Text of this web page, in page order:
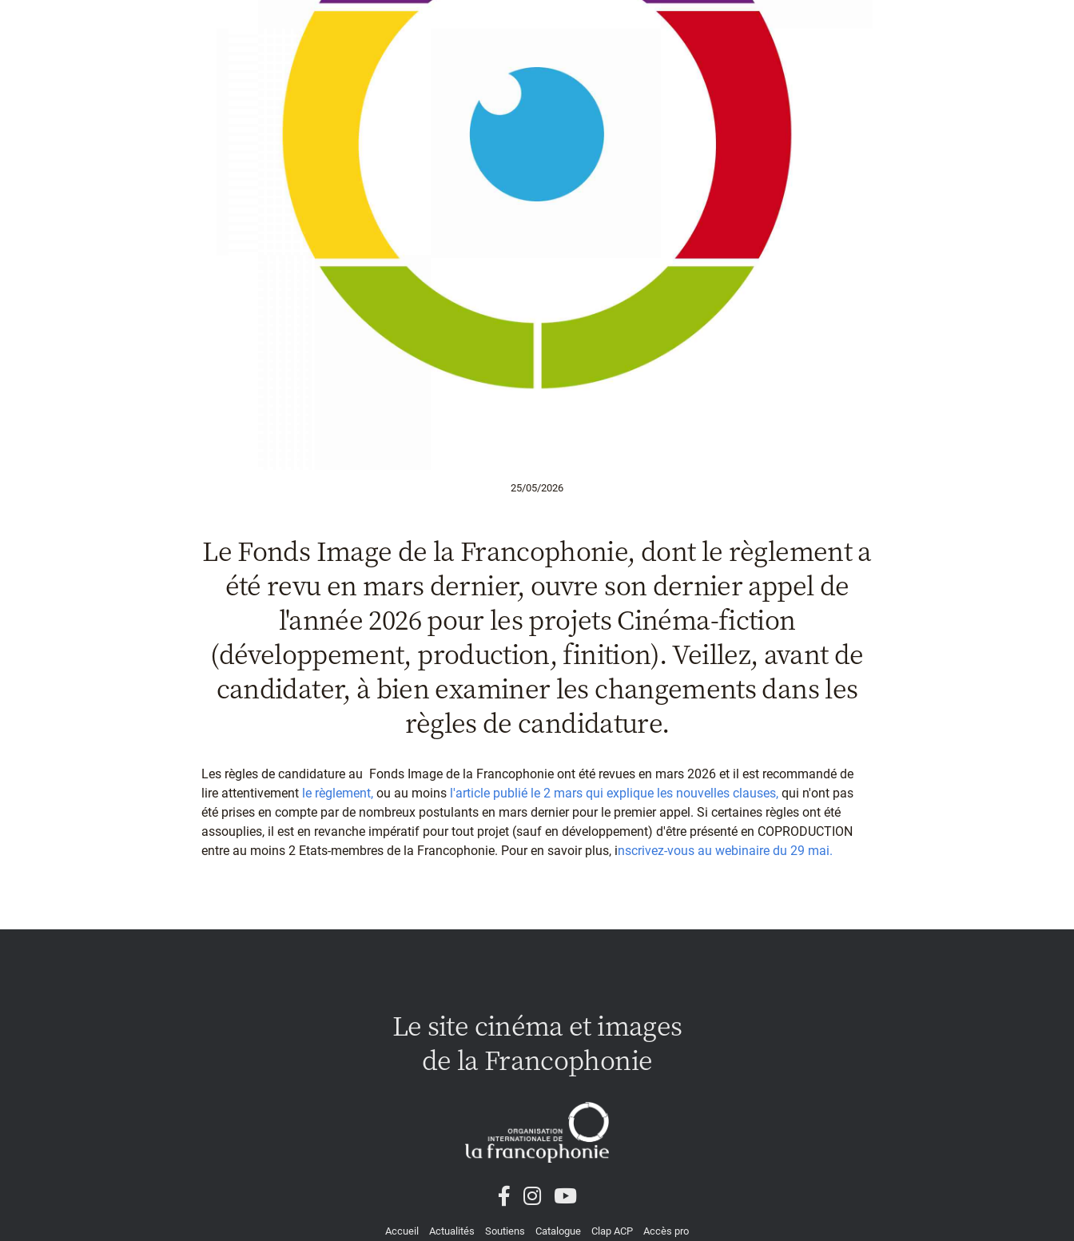
25/05/2026
Le Fonds Image de la Francophonie, dont le règlement a
été revu en mars dernier, ouvre son dernier appel de
l'année 2026 pour les projets Cinéma-fiction
(développement, production, finition). Veillez, avant de
candidater, à bien examiner les changements dans les
règles de candidature.
Les règles de candidature au Fonds Image de la Francophonie ont été revues en mars 2026 et il est recommandé de
lire attentivement le règlement, ou au moins l'article publié le 2 mars qui explique les nouvelles clauses, qui n'ont pas
été prises en compte par de nombreux postulants en mars dernier pour le premier appel. Si certaines règles ont été
assouplies, il est en revanche impératif pour tout projet (sauf en développement) d'être présenté en COPRODUCTION
entre au moins 2 Etats-membres de la Francophonie. Pour en savoir plus, inscrivez-vous au webinaire du 29 mai.
Le site cinéma et images
de la Francophonie
Accueil Actualités Soutiens Catalogue Clap ACP Accès pro